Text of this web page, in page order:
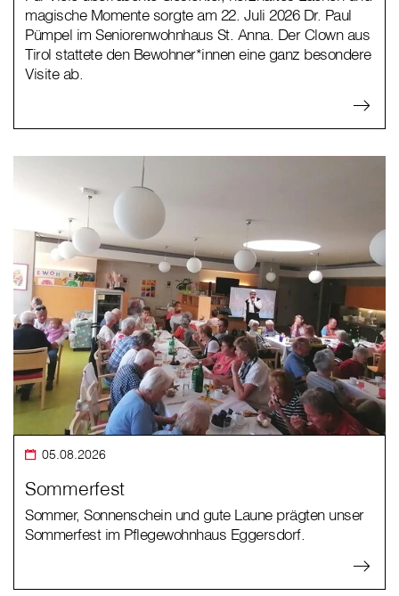
magische Momente sorgte am 22. Juli 2026 Dr. Paul
Pümpel im Seniorenwohnhaus St. Anna. Der Clown aus
Tirol stattete den Bewohner*innen eine ganz besondere
Visite ab.
05.08.2026
Sommerfest
Sommer, Sonnenschein und gute Laune prägten unser
Sommerfest im Pflegewohnhaus Eggersdorf.